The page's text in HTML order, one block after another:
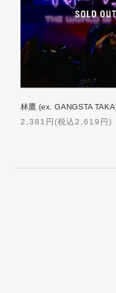
2,381円(税込2,619円)